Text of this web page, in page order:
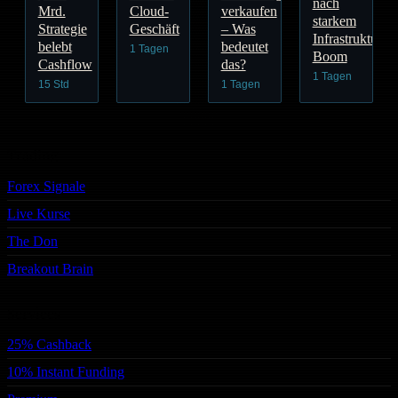
Mrd.
Strategie
belebt
Cashflow
15 Std
Cloud-
Geschäft
1 Tagen
verkaufen
– Was
bedeutet
das?
1 Tagen
starkem
Infrastruktur-
Boom
1 Tagen
Forex Signale
Live Kurse
The Don
Breakout Brain
25% Cashback
10% Instant Funding